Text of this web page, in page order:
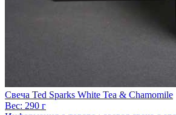
Свеча Ted Sparks White Tea & Chamomile
Вес: 290 г